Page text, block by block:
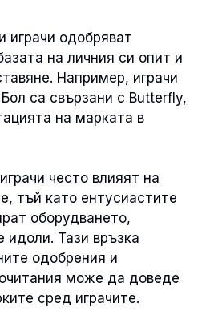
играчи одобряват
на личния си опит и
Например, играчи
са свързани с Butterfly,
на марката в
често влияят на
тъй като ентусиастите
оборудването,
идоли. Тази връзка
одобрения и
може да доведе
сред играчите.